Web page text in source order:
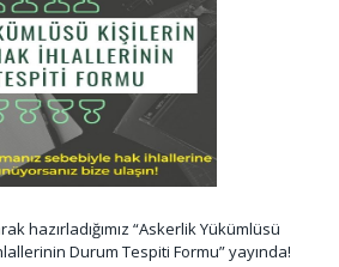
hazırladığımız “Askerlik Yükümlüsü
Durum Tespiti Formu” yayında!